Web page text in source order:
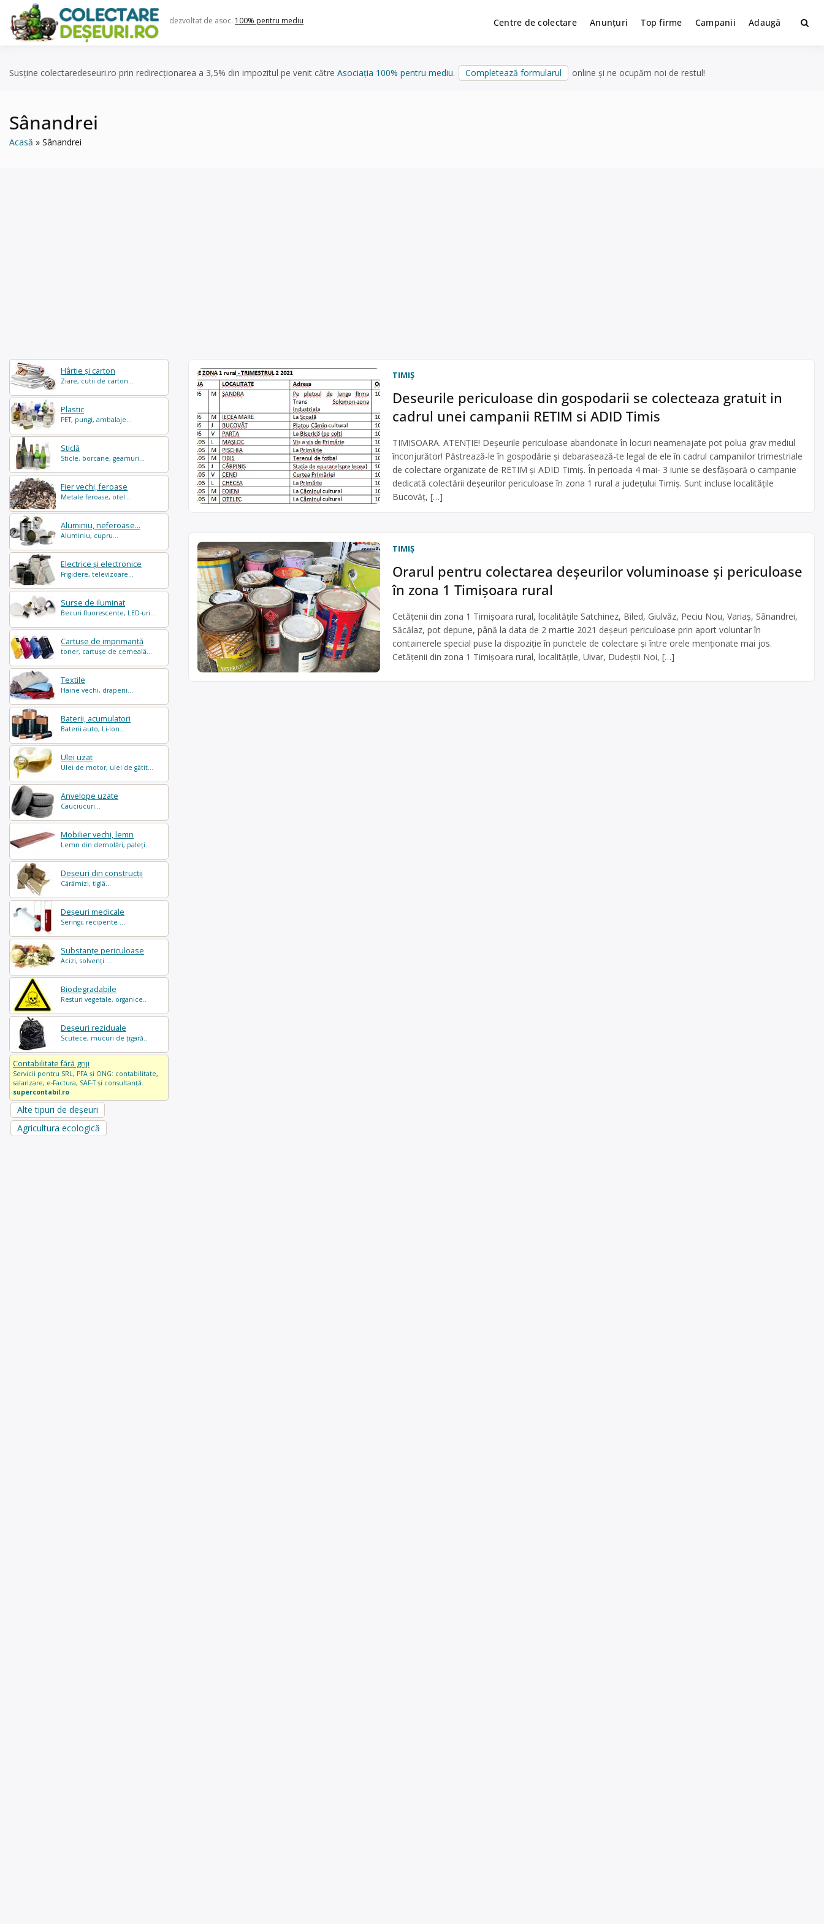
content
dezvoltat de asoc. 100% pentru mediu Centre de colectare Anunțuri Top firme Campanii Adaugă
Susține colectaredeseuri.ro prin redirecționarea a 3,5% din impozitul pe venit către Asociația 100% pentru mediu. Completează formularul online și ne ocupăm noi de restul!
Sânandrei
Acasă Sânandrei
Hârtie și carton
Ziare, cutii de carton...
Plastic
PET, pungi, ambalaje...
Sticlă
Sticle, borcane, geamuri...
Fier vechi, feroase
Metale feroase, otel...
Aluminiu, neferoase...
Aluminiu, cupru...
Electrice și electronice
Frigidere, televizoare...
Surse de iluminat
Becuri fluorescente, LED-uri...
Cartușe de imprimantă
toner, cartușe de cerneală...
Textile
Haine vechi, draperii...
Baterii, acumulatori
Baterii auto, Li-Ion...
Ulei uzat
Ulei de motor, ulei de gătit...
Anvelope uzate
Cauciucuri...
Mobilier vechi, lemn
Lemn din demolări, paleți...
Deșeuri din construcții
Cărămizi, tiglă...
Deșeuri medicale
Seringi, recipente ...
Substanțe periculoase
Acizi, solvenți ...
Biodegradabile
Resturi vegetale, organice..
Deșeuri reziduale
Scutece, mucuri de țigară..
Contabilitate fără griji
Servicii pentru SRL, PFA și ONG: contabilitate,
salarizare, e-Factura, SAF-T și consultanță.
supercontabil.ro
Alte tipuri de deșeuri
Agricultura ecologică
TIMIŞ
Deseurile periculoase din gospodarii se colecteaza gratuit in
cadrul unei campanii RETIM si ADID Timis
TIMISOARA. ATENȚIE! Deșeurile periculoase abandonate în locuri neamenajate pot polua grav mediul
înconjurător! Păstrează-le în gospodărie și debarasează-te legal de ele în cadrul campaniilor trimestriale
de colectare organizate de RETIM și ADID Timiș. În perioada 4 mai- 3 iunie se desfăşoară o campanie
dedicată colectării deșeurilor periculoase în zona 1 rural a judeţului Timiş. Sunt incluse localitățile
Bucovăț, […]
TIMIŞ
Orarul pentru colectarea deșeurilor voluminoase și periculoase
în zona 1 Timișoara rural
Cetățenii din zona 1 Timișoara rural, localitățile Satchinez, Biled, Giulvăz, Peciu Nou, Variaș, Sânandrei,
Săcălaz, pot depune, până la data de 2 martie 2021 deșeuri periculoase prin aport voluntar în
containerele special puse la dispoziție în punctele de colectare și între orele menționate mai jos.
Cetățenii din zona 1 Timișoara rural, localitățile, Uivar, Dudeștii Noi, […]